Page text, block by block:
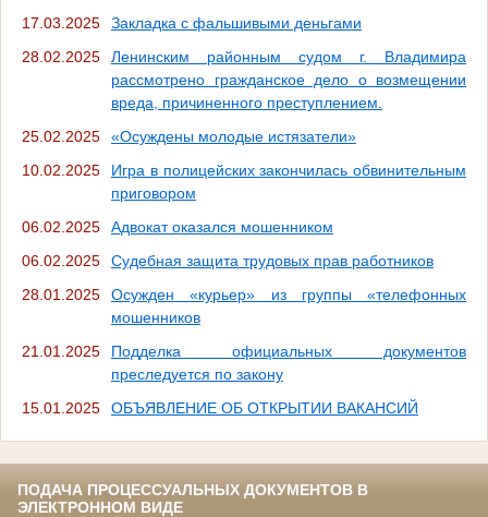
17.03.2025
Закладка с фальшивыми деньгами
28.02.2025
Ленинским районным судом г. Владимира
рассмотрено гражданское дело о возмещении
вреда, причиненного преступлением.
25.02.2025
«Осуждены молодые истязатели»
10.02.2025
Игра в полицейских закончилась обвинительным
приговором
06.02.2025
Адвокат оказался мошенником
06.02.2025
Судебная защита трудовых прав работников
28.01.2025
Осужден «курьер» из группы «телефонных
мошенников
21.01.2025
Подделка официальных документов
преследуется по закону
15.01.2025
ОБЪЯВЛЕНИЕ ОБ ОТКРЫТИИ ВАКАНСИЙ
ПОДАЧА ПРОЦЕССУАЛЬНЫХ ДОКУМЕНТОВ В
ЭЛЕКТРОННОМ ВИДЕ